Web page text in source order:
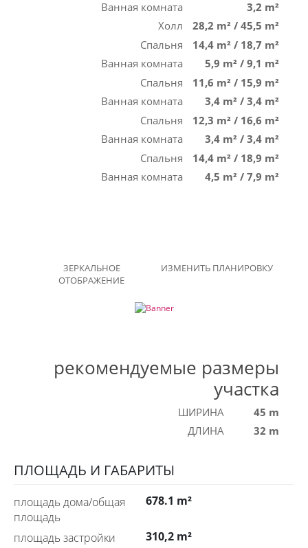
Ванная комната
3,2 m²
Холл
28,2 m² / 45,5 m²
Спальня
14,4 m² / 18,7 m²
Ванная комната
5,9 m² / 9,1 m²
Спальня
11,6 m² / 15,9 m²
Ванная комната
3,4 m² / 3,4 m²
Спальня
12,3 m² / 16,6 m²
Ванная комната
3,4 m² / 3,4 m²
Спальня
14,4 m² / 18,9 m²
Ванная комната
4,5 m² / 7,9 m²
ЗЕРКАЛЬНОЕ
ОТОБРАЖЕНИЕ
ИЗМЕНИТЬ ПЛАНИРОВКУ
рекомендуемые размеры
участка
ШИРИНА
45 m
ДЛИНА
32 m
ПЛОЩАДЬ И ГАБАРИТЫ
площадь дома/общая
площадь
678.1 m²
площадь застройки
310,2 m²